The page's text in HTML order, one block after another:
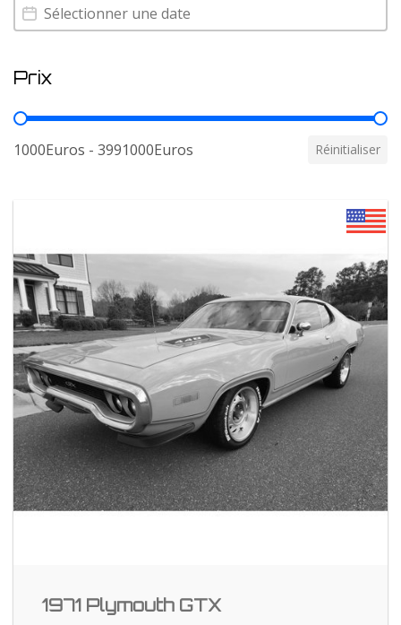
Annee
Annee
Prix
Prix
1000Euros - 3991000Euros Réinitialiser
1971 Plymouth GTX